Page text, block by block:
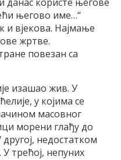
његово име…“
и вјекова. Најмање
жртве.
повезан са
изашао жив. У
у којима се
масовног
морени глађу до
другој, недостатком
У трећој, непуних